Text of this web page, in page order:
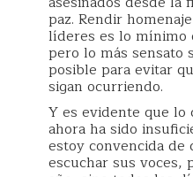
paz. Rendir
líderes es lo mínimo
pero lo más sensato
posible para evitar
sigan ocurriendo.
Y es evidente que lo
ahora ha sido
estoy convencida de
escuchar sus voces,